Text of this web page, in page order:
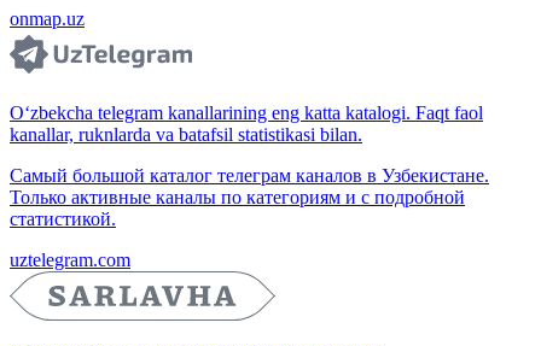
onmap.uz
O‘zbekcha telegram kanallarining eng katta katalogi. Faqt faol
kanallar, ruknlarda va batafsil statistikasi bilan.
Самый большой каталог телеграм каналов в Узбекистане.
Только активные каналы по категориям и с подробной
статистикой.
uztelegram.com